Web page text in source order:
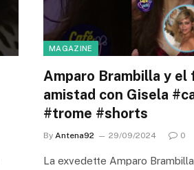
MAGAZINE
Amparo Brambilla y el
amistad con Gisela
#trome #shorts
By Antena92 29/09/2024 0
La exvedette Amparo